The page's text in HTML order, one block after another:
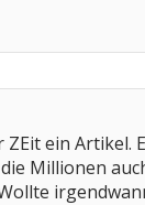
ein Artikel.
Millionen